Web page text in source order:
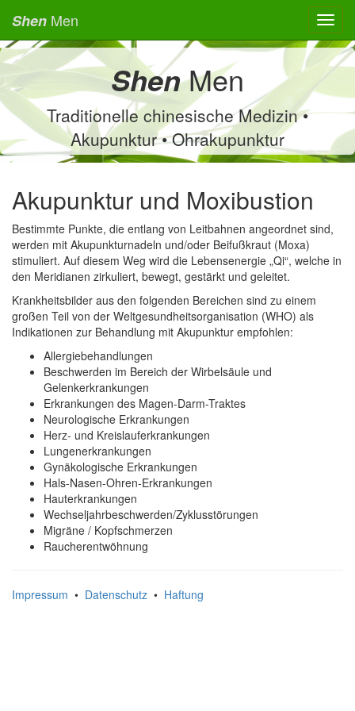
Shen Men
ShenMen
Traditionelle chinesische Medizin •
Akupunktur • Ohrakupunktur
Akupunktur und Moxibustion
Bestimmte Punkte, die entlang von Leitbahnen angeordnet sind,
werden mit Akupunkturnadeln und/oder Beifußkraut (Moxa)
stimuliert. Auf diesem Weg wird die Lebensenergie „Qi“, welche in
den Meridianen zirkuliert, bewegt, gestärkt und geleitet.
Krankheitsbilder aus den folgenden Bereichen sind zu einem
großen Teil von der Weltgesundheitsorganisation (WHO) als
Indikationen zur Behandlung mit Akupunktur empfohlen:
Allergiebehandlungen
Beschwerden im Bereich der Wirbelsäule und
Gelenkerkrankungen
Erkrankungen des Magen-Darm-Traktes
Neurologische Erkrankungen
Herz- und Kreislauferkrankungen
Lungenerkrankungen
Gynäkologische Erkrankungen
Hals-Nasen-Ohren-Erkrankungen
Hauterkrankungen
Wechseljahrbeschwerden/Zyklusstörungen
Migräne / Kopfschmerzen
Raucherentwöhnung
Impressum • Datenschutz • Haftung